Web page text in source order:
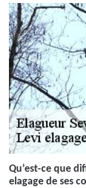
Qu’est-ce que
elagage de ses